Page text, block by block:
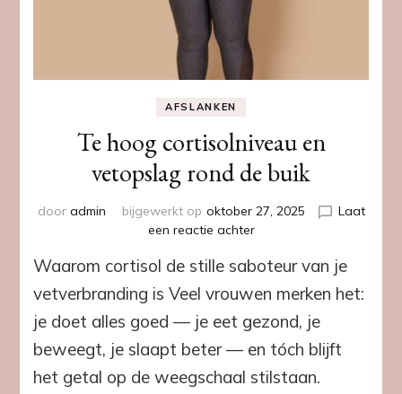
AFSLANKEN
Te hoog cortisolniveau en
vetopslag rond de buik
door admin bijgewerkt op oktober 27, 2025
Laat
een reactie achterop
hoog
cortisolniveau
en
vetopslag
rond
de
buik
Waarom cortisol de stille saboteur van je
vetverbranding is Veel vrouwen merken het:
je doet alles goed — je eet gezond, je
beweegt, je slaapt beter — en tóch blijft
het getal op de weegschaal stilstaan.